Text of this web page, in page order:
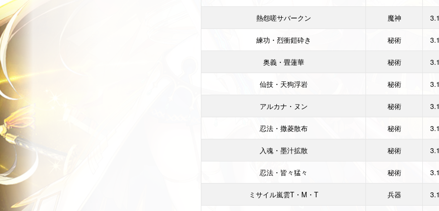
熱怨嗟サバークン 魔神
練功・烈衝鎧砕き 秘術
奥義・畳蓮華 秘術
仙技・天狗浮岩 秘術
アルカナ・ヌン 秘術
忍法・撒菱散布 秘術
入魂・墨汁拡散 秘術
忍法・皆々猛々 秘術
ミサイル嵐雲T・M・T 兵器